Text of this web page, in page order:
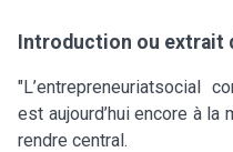
Introduction ou extrait
"L’entrepreneuriatsocial
est aujourd’hui encore à la
rendre central.